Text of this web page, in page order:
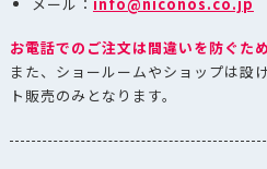
お電話でのご注文は間違いを防ぐた
また、ショールームやショップは設
ト販売のみとなります。